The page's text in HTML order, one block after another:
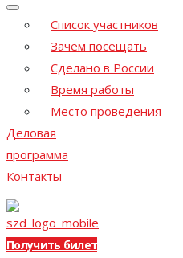
Список участников
Зачем посещать
Сделано в России
Время работы
Место проведения
Деловая
программа
Контакты
Получить билет